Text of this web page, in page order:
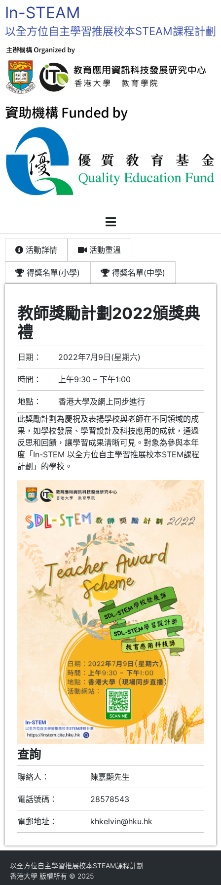
In-STEAM
以全方位自主學習推展校本STEAM課程計劃
活動詳情 活動重溫
得獎名單(小學) 得獎名單(中學)
教師獎勵計劃2022頒獎典
禮
日期： 2022年7月9日(星期六)
時間： 上午9:30 – 下午1:00
地點：
香港大學及網上同步進行
此獎勵計劃為慶祝及表揚學校與老師在不同領域的成
果，如學校發展、學習設計及科技應用的成就，通過
反思和回饋，讓學習成果清晰可見。對象為參與本年
度「In-STEM 以全方位自主學習推展校本STEM課程
計劃」的學校。
查詢
聯絡人： 陳嘉顯先生
電話號碼： 28578543
電郵地址： khkelvin@hku.hk
以全方位自主學習推展校本STEAM課程計劃
香港大學 版權所有 © 2025